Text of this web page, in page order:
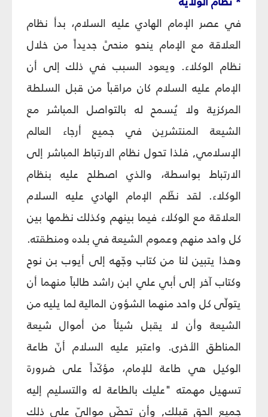
في عصر الإمام الهادي عليه السلام، بدأ نظام
العلاقة مع الإمام ينحو منحىً جديداً من خلال
نظام الوكلاء. ويعود السبب في ذلك إلى أن
الإمام عليه السلام كان مراقباً من قبل السلطة
المركزية ولا يُسمح له بالتواصل المباشر مع
الشيعة المنتشرين في جميع أرجاء العالم
الإسلامي, فلذا تحول نظام الارتباط المباشر إلى
الارتباط بواسطة، والذي اصطلح عليه بنظام
الوكلاء. لقد نظّم الإمام الهادي عليه السلام
العلاقة مع الوكلاء فيما بينهم وكذلك نظمها بين
كل واحد منهم وعموم الشيعة في بلده ومنطقته.
وهذا يتبين لنا من كتاب وجّهه إلى أيوب بن نوح
وكتاب آخر إلى أبي علي ابن راشد طالباً منهما أن
يتولّى كل واحد منهما الشؤون المالية لما يليه من
الشيعة وأن لا يقبل شيئاً من أموال شيعة
المناطق الأخرى. واعتبر عليه السلام أنّ طاعة
الوكيل هي طاعة للإمام، مؤكّداً على ضرورة
تسهيل مهمته "عليك بالطاعة له والتسليم إليه
جميع الحق قبلك, وأن تحضّ مواليّ على ذلك